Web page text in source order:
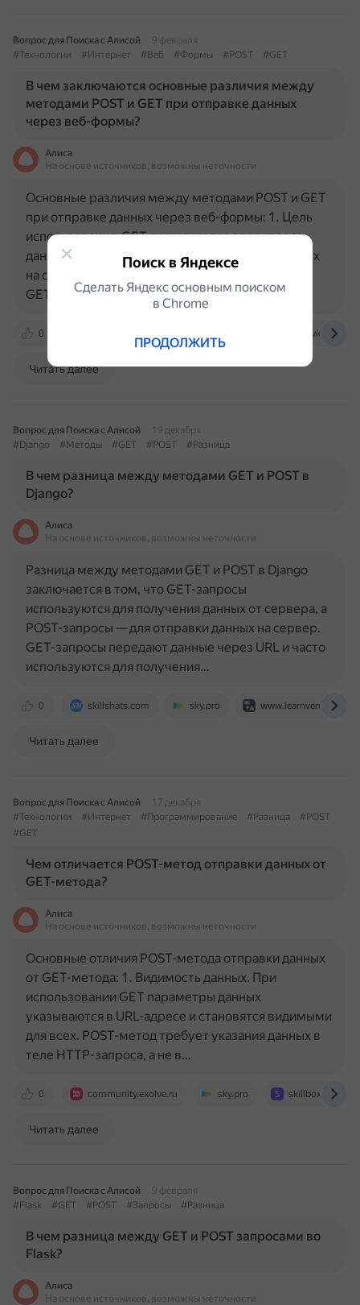
Вопрос для Поиска с Алисой
9 февраля
#Технологии
#Интернет #Веб #Формы #POST #GET
В чем заключаются основные различия между
методами POST и GET при отправке данных
через веб-формы?
Алиса
На основе источников, возможны неточности
0 evmservice.ru
Основные различия между методами POST и GET
при отправке данных через веб-формы: 1. Цель
использования. GET применяется для запроса
данных с сервера, а POST — для отправки данных
на сервер для обработки. 2. Передача данных.
GET: параметры…
Читать далее
Вопрос для Поиска с Алисой
19 декабря
#Django
#Методы #GET #POST #Разница
В чем разница между методами GET и POST в
Django?
Алиса
На основе источников, возможны неточности
0 skillshats.com sky.pro www.learnvern.com
Разница между методами GET и POST в Django
заключается в том, что GET-запросы
используются для получения данных от сервера, а
POST-запросы — для отправки данных на сервер.
GET-запросы передают данные через URL и часто
используются для получения…
Читать далее
Вопрос для Поиска с Алисой
17 декабря
#Технологии
#Интернет #Программирование #Разница
#POST
#GET
Чем отличается POST-метод отправки данных от
GET-метода?
Алиса
На основе источников, возможны неточности
0 community.exolve.ru sky.pro skillbox.ru
Основные отличия POST-метода отправки данных
от GET-метода: 1. Видимость данных. При
использовании GET параметры данных
указываются в URL-адресе и становятся видимыми
для всех. POST-метод требует указания данных в
теле HTTP-запроса, а не в…
Читать далее
Вопрос для Поиска с Алисой
9 февраля
#Flask
#GET #POST #Запросы #Разница
В чем разница между GET и POST запросами во
Flask?
Алиса
На основе источников, возможны неточности
Поиск в Яндексе
Сделать Яндекс основным поиском
в Сhrome
ПРОДОЛЖИТЬ